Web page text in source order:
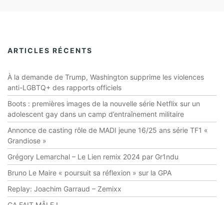
ARTICLES RÉCENTS
À la demande de Trump, Washington supprime les violences
anti-LGBTQ+ des rapports officiels
Boots : premières images de la nouvelle série Netflix sur un
adolescent gay dans un camp d’entraînement militaire
Annonce de casting rôle de MADI jeune 16/25 ans série TF1 «
Grandiose »
Grégory Lemarchal – Le Lien remix 2024 par Gr1ndu
Bruno Le Maire « poursuit sa réflexion » sur la GPA
Replay: Joachim Garraud – Zemixx